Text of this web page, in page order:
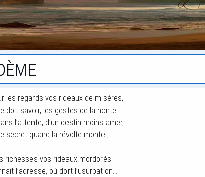
les regards vos rideaux de misères,
doit savoir, les gestes de la honte…
l’attente, d’un destin moins amer,
secret quand la révolte monte ;
richesses vos rideaux mordorés
l’adresse, où dort l’usurpation…